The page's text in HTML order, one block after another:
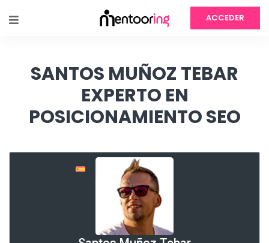
ACCEDER
SANTOS MUÑOZ TEBAR
EXPERTO EN
POSICIONAMIENTO SEO